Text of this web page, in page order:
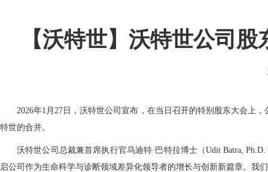
【沃特世】沃特世公司
2026年1月27日，沃特世公司宣布，在当日召开的特别股东大会上
特世的合并。
沃特世公司总裁兼首席执行官乌迪特·巴特拉博士（Udit Batra,
启公司作为生命科学与诊断领域差异化领导者的增长与创新新篇章。我